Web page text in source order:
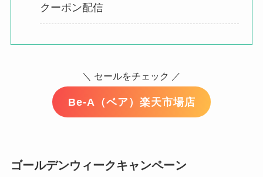
クーポン配信
＼ セールをチェック ／
Be-A（ベア）楽天市場店
ゴールデンウィークキャンペーン